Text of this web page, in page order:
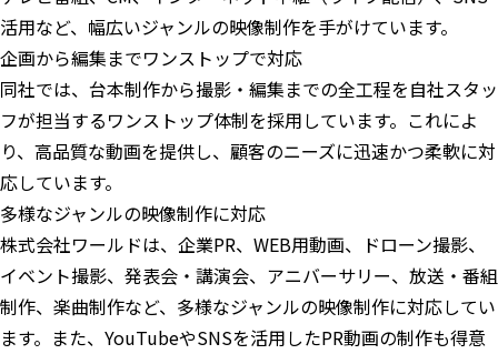
活用など、幅広いジャンルの映像制作を手がけています。
企画から編集までワンストップで対応
同社では、台本制作から撮影・編集までの全工程を自社スタッ
フが担当するワンストップ体制を採用しています。これによ
り、高品質な動画を提供し、顧客のニーズに迅速かつ柔軟に対
応しています。
多様なジャンルの映像制作に対応
株式会社ワールドは、企業PR、WEB用動画、ドローン撮影、
イベント撮影、発表会・講演会、アニバーサリー、放送・番組
制作、楽曲制作など、多様なジャンルの映像制作に対応してい
ます。また、YouTubeやSNSを活用したPR動画の制作も得意